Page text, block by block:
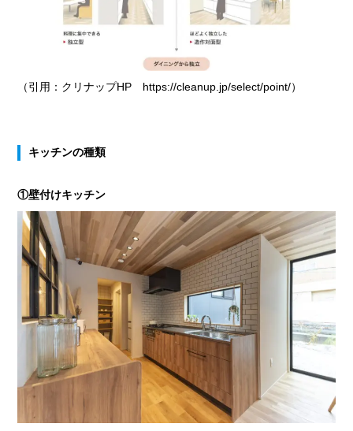
（引用：クリナップHP https://cleanup.jp/select/point/）
キッチンの種類
①壁付けキッチン